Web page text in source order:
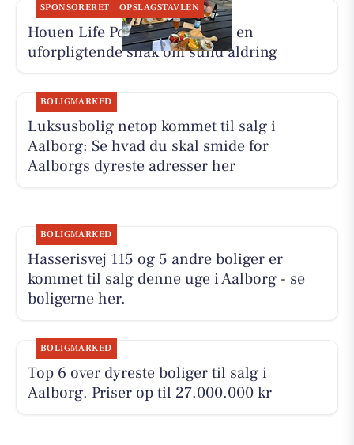
SPONSORERET OPSLAGSTAVLEN
Houen Life Power inviterer til en
uforpligtende snak om sund aldring
BOLIGMARKED
Luksusbolig netop kommet til salg i
Aalborg: Se hvad du skal smide for
Aalborgs dyreste adresser her
BOLIGMARKED
Hasserisvej 115 og 5 andre boliger er
kommet til salg denne uge i Aalborg - se
boligerne her.
BOLIGMARKED
Top 6 over dyreste boliger til salg i
Aalborg. Priser op til 27.000.000 kr